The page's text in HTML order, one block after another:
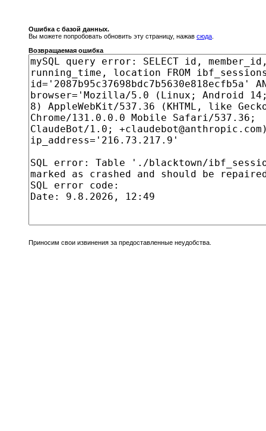
Ошибка с базой данных.
Вы можете попробовать обновить эту страницу, нажав сюда
Возвращаемая ошибка
Приносим свои извинения за предоставленные неудобства.